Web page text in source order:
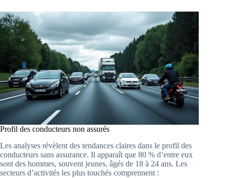
Profil des conducteurs non assurés
Les analyses révèlent des tendances claires dans le profil des
conducteurs sans assurance. Il apparaît que 80 % d’entre eux
sont des hommes, souvent jeunes, âgés de 18 à 24 ans. Les
secteurs d’activités les plus touchés comprennent :